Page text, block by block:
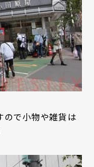
ので小物や雑貨は